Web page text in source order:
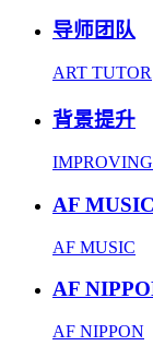
导师团队
ART TUTOR
背景提升
AF MUSIC
AF MUSIC
AF
AF NIPPON